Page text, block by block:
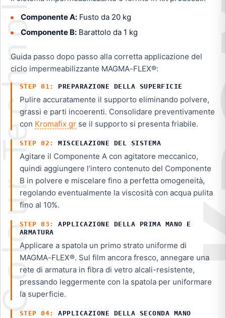
Componente A:Fusto da 20 kg
Componente B:Barattolo da 1 kg
Guida passo dopo passo alla corretta applicazione del
ciclo impermeabilizzante MAGMA-FLEX®:
PREPARAZIONE DELLA SUPERFICIE
Pulire accuratamente il supporto eliminando polvere,
grassi e parti incoerenti. Consolidare preventivamente
con Kromafix grse il supporto si presenta friabile.
MISCELAZIONE DEL SISTEMA
Agitare il Componente A con agitatore meccanico,
quindi aggiungere l’intero contenuto del Componente
B in polvere e miscelare fino a perfetta omogeneità,
regolando eventualmente la viscosità con acqua pulita
fino al 10%.
APPLICAZIONE DELLA PRIMA MANO E
ARMATURA
Applicare a spatola un primo strato uniforme di
MAGMA-FLEX®. Sul film ancora fresco, annegare una
rete di armatura in fibra di vetro alcali-resistente,
pressando leggermente con la spatola per uniformare
la superficie.
APPLICAZIONE DELLA SECONDA MANO